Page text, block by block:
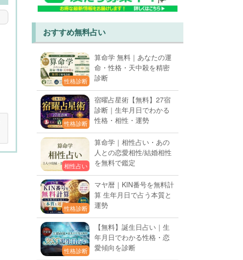
おすすめ無料占い
性格診断
算命学 無料｜あなたの運
命・性格・天中殺を精密
診断
性格診断
宿曜占星術【無料】27宿
診断｜生年月日でわかる
性格・相性・運勢
相性占い
算命学｜相性占い・あの
人との恋愛相性/結婚相性
を無料で鑑定
性格診断
マヤ暦｜KIN番号を無料計
算 生年月日で占う本質と
運勢
性格診断
【無料】誕生日占い｜生
年月日でわかる性格・恋
愛傾向を診断